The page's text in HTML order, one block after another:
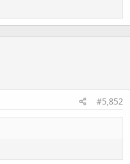
#5,852